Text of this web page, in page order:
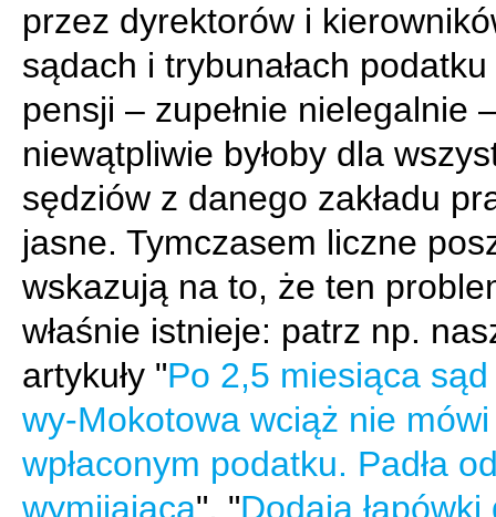
przez dyrektorów i
sądach i trybunałach
pensji – zupełnie nielegalnie
niewątpliwie byłoby dla
sędziów z danego zakładu
jasne. Tymczasem liczne
wskazują na to, że ten
właśnie istnieje: patrz np.
artykuły "Po 2,5 miesiąca
wy-Mokotowa wciąż nie
wpłaconym podatku. Padła
wymijająca", "Dodają łapówki